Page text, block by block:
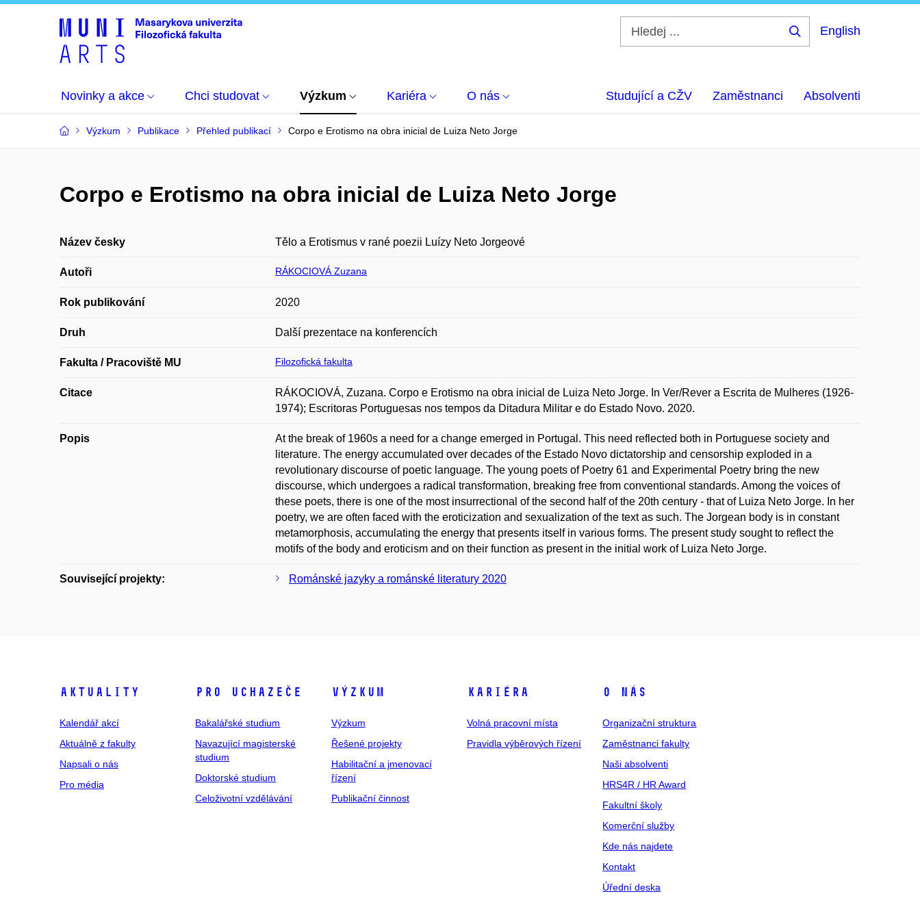
English
Novinky a akce Chci studovat Výzkum Kariéra O nás Studující a CŽV Zaměstnanci Absolventi
Výzkum Publikace Přehled publikací Corpo e Erotismo na obra inicial de Luiza Neto Jorge
Corpo e Erotismo na obra inicial de Luiza Neto Jorge
Název česky Tělo a Erotismus v rané poezii Luízy Neto Jorgeové
Autoři RÁKOCIOVÁ Zuzana
Rok publikování 2020
Druh Další prezentace na konferencích
Fakulta / Pracoviště MU Filozofická fakulta
Citace
RÁKOCIOVÁ, Zuzana. Corpo e Erotismo na obra inicial de Luiza Neto Jorge. In Ver/Rever a Escrita de Mulheres (1926-
1974); Escritoras Portuguesas nos tempos da Ditadura Militar e do Estado Novo. 2020.
Popis
At the break of 1960s a need for a change emerged in Portugal. This need reflected both in Portuguese society and
literature. The energy accumulated over decades of the Estado Novo dictatorship and censorship exploded in a
revolutionary discourse of poetic language. The young poets of Poetry 61 and Experimental Poetry bring the new
discourse, which undergoes a radical transformation, breaking free from conventional standards. Among the voices of
these poets, there is one of the most insurrectional of the second half of the 20th century - that of Luiza Neto Jorge. In her
poetry, we are often faced with the eroticization and sexualization of the text as such. The Jorgean body is in constant
metamorphosis, accumulating the energy that presents itself in various forms. The present study sought to reflect the
motifs of the body and eroticism and on their function as present in the initial work of Luiza Neto Jorge.
Související projekty: Románské jazyky a románské literatury 2020
Aktuality
Kalendář akcí
Aktuálně z fakulty
Napsali o nás
Pro média
Pro uchazeče
Bakalářské studium
Navazující magisterské
studium
Doktorské studium
Celoživotní vzdělávání
Výzkum
Výzkum
Řešené projekty
Habilitační a jmenovací
řízení
Publikační činnost
Kariéra
Volná pracovní místa
Pravidla výběrových řízení
O nás
Organizační struktura
Zaměstnanci fakulty
Naši absolventi
HRS4R / HR Award
Fakultní školy
Komerční služby
Kde nás najdete
Kontakt
Úřední deska